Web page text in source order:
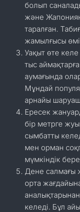
болып
және
таралған.
жамылғысы
Уақыт өте
тыс
аумағында
Мұндай
арнайы
Ересек
бір метрге
сымбатты
мен орман
мүмкіндік
Дене салмағы
орта
келеді. Бұл